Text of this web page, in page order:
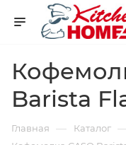
Barista
Главная — Каталог